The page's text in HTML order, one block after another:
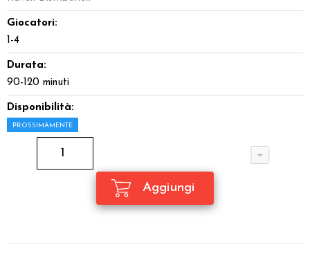
Giocatori:
1-4
Durata:
90-120 minuti
Disponibilità:
PROSSIMAMENTE